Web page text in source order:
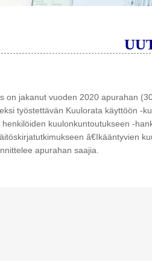
on jakanut vuoden 2020 apurahan
työstettävän Kuulorata käyttöön -
kuulonkuntoutukseen -
â€Ikääntyvien
apurahan saajia.